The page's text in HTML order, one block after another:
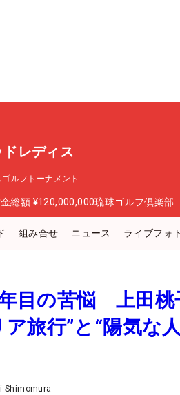
レディス
ルフトーナメント
総額 ¥120,000,000琉球ゴルフ倶楽部
組み合せ ニュース ライブフォト
目の苦悩 上田桃
旅行”と“陽気な
Shimomura